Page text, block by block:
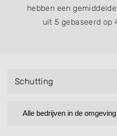
hebben een
uit 5 gebaseerd op
Schutting
Alle bedrijven in de omgeving